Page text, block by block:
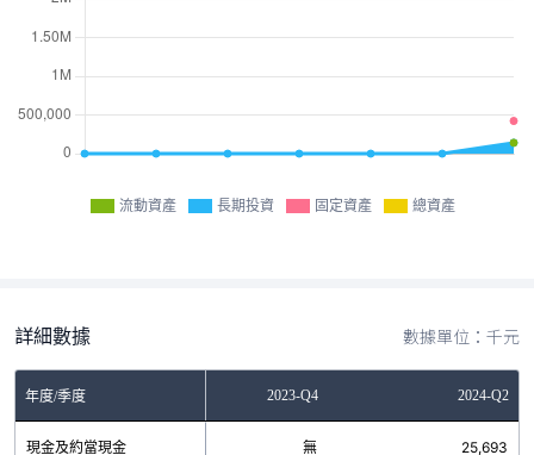
流動資產 長期投資 固定資產 總資產
詳細數據 數據單位：千元
年度/季度2023-Q2 2023-Q4 2024-Q2
現金及約當現金
無 無 25,693